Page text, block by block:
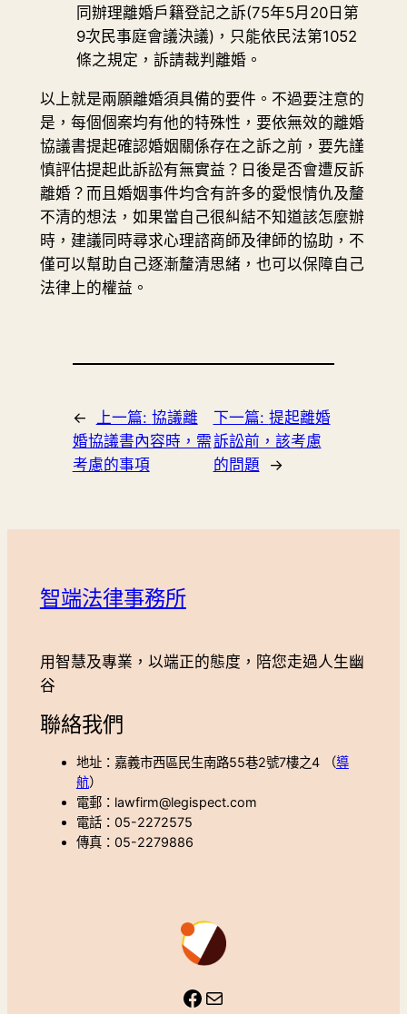
同辦理離婚戶籍登記之訴(75年5月20日第
9次民事庭會議決議)，只能依民法第1052
條之規定，訴請裁判離婚。
以上就是兩願離婚須具備的要件。不過要注意的
是，每個個案均有他的特殊性，要依無效的離婚
協議書提起確認婚姻關係存在之訴之前，要先謹
慎評估提起此訴訟有無實益？日後是否會遭反訴
離婚？而且婚姻事件均含有許多的愛恨情仇及釐
不清的想法，如果當自己很糾結不知道該怎麼辦
時，建議同時尋求心理諮商師及律師的協助，不
僅可以幫助自己逐漸釐清思緒，也可以保障自己
法律上的權益。
← 上一篇: 協議離
婚協議書內容時，需
考慮的事項
下一篇: 提起離婚
訴訟前，該考慮
的問題
→
智端法律事務所
用智慧及專業，以端正的態度，陪您走過人生幽
谷
聯絡我們
地址：嘉義市西區民生南路55巷2號7樓之4 （導
航）
電郵：lawfirm@legispect.com
電話：05-2272575
傳真：05-2279886
Facebook
Mail